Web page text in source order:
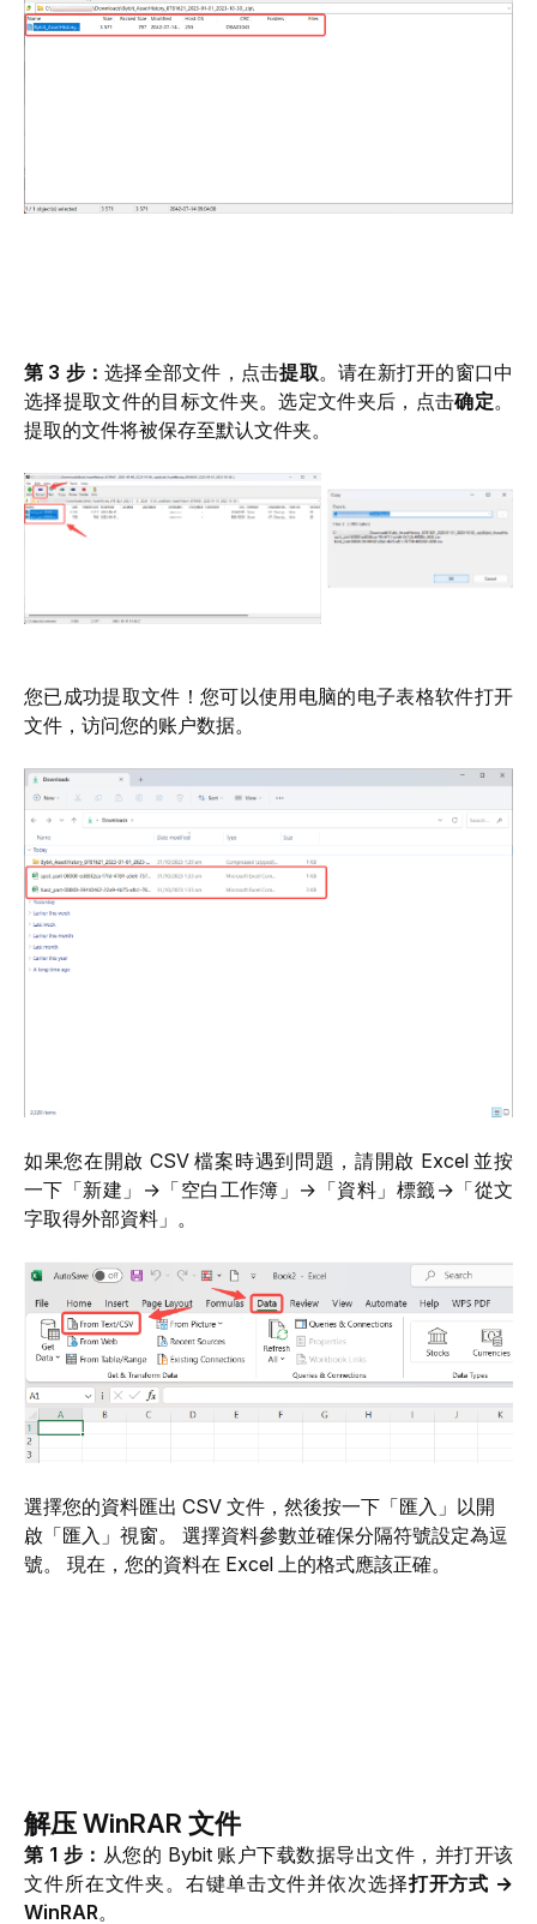
第 3 步：选择全部文件，点击提取。请在新打开的窗口中
选择提取文件的目标文件夹。选定文件夹后，点击确定。
提取的文件将被保存至默认文件夹。
您已成功提取文件！您可以使用电脑的电子表格软件打开
文件，访问您的账户数据。
如果您在開啟 CSV 檔案時遇到問題，請開啟 Excel 並按
一下「新建」→「空白工作簿」→「資料」標籤→「從文
字取得外部資料」。
選擇您的資料匯出 CSV 文件，然後按一下「匯入」以開
啟「匯入」視窗。 選擇資料參數並確保分隔符號設定為逗
號。 現在，您的資料在 Excel 上的格式應該正確。
解压 WinRAR 文件
第 1 步： 从您的 Bybit 账户下载数据导出文件，并打开该
文件所在文件夹。右键单击文件并依次选择打开方式 →
WinRAR。